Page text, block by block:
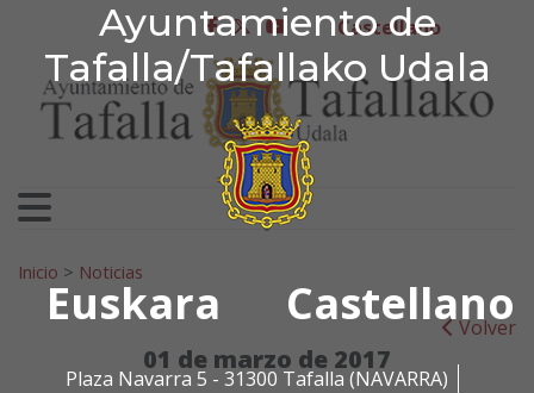
Ayuntamiento de
Tafalla/Tafallako Udala
Euskara Castellano
Plaza Navarra 5 - 31300 Tafalla (NAVARRA)
Ir al contenido
Ayuntamiento de
facebook
twitter
youtubeCastellano
Search for:
Inicio > Noticias
Volver
01 de marzo de 2017